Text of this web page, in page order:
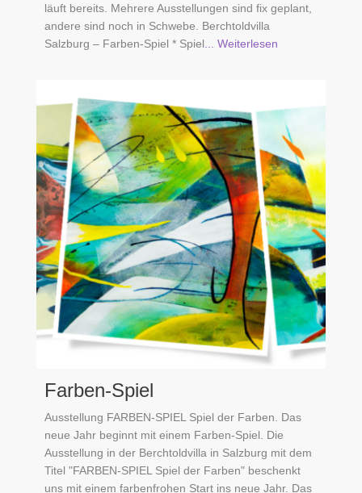
läuft bereits. Mehrere Ausstellungen sind fix geplant,
andere sind noch in Schwebe. Berchtoldvilla
Salzburg – Farben-Spiel * Spiel ... Weiterlesen
Farben-Spiel
Ausstellung FARBEN-SPIEL Spiel der Farben. Das
neue Jahr beginnt mit einem Farben-Spiel. Die
Ausstellung in der Berchtoldvilla in Salzburg mit dem
Titel "FARBEN-SPIEL Spiel der Farben" beschenkt
uns mit einem farbenfrohen Start ins neue Jahr. Das